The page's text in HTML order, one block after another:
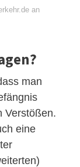
an
man
Verstößen.
eine